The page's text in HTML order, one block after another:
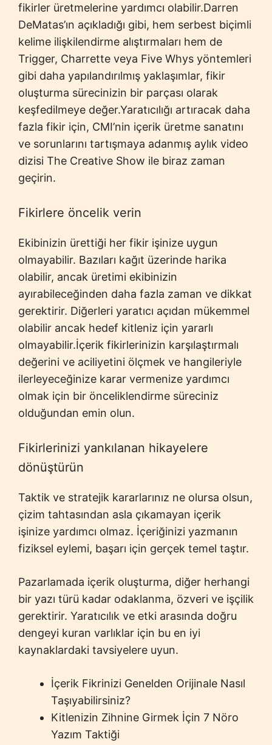
fikirler üretmelerine yardımcı olabilir.Darren
DeMatas’ın açıkladığı gibi, hem serbest biçimli
kelime ilişkilendirme alıştırmaları hem de
Trigger, Charrette veya Five Whys yöntemleri
gibi daha yapılandırılmış yaklaşımlar, fikir
oluşturma sürecinizin bir parçası olarak
keşfedilmeye değer.Yaratıcılığı artıracak daha
fazla fikir için, CMI’nin içerik üretme sanatını
ve sorunlarını tartışmaya adanmış aylık video
dizisi The Creative Show ile biraz zaman
geçirin.
Fikirlere öncelik verin
Ekibinizin ürettiği her fikir işinize uygun
olmayabilir. Bazıları kağıt üzerinde harika
olabilir, ancak üretimi ekibinizin
ayırabileceğinden daha fazla zaman ve dikkat
gerektirir. Diğerleri yaratıcı açıdan mükemmel
olabilir ancak hedef kitleniz için yararlı
olmayabilir.İçerik fikirlerinizin karşılaştırmalı
değerini ve aciliyetini ölçmek ve hangileriyle
ilerleyeceğinize karar vermenize yardımcı
olmak için bir önceliklendirme süreciniz
olduğundan emin olun.
Fikirlerinizi yankılanan hikayelere
dönüştürün
Taktik ve stratejik kararlarınız ne olursa olsun,
çizim tahtasından asla çıkamayan içerik
işinize yardımcı olmaz. İçeriğinizi yazmanın
fiziksel eylemi, başarı için gerçek temel taştır.
Pazarlamada içerik oluşturma, diğer herhangi
bir yazı türü kadar odaklanma, özveri ve işçilik
gerektirir. Yaratıcılık ve etki arasında doğru
dengeyi kuran varlıklar için bu en iyi
kaynaklardaki tavsiyelere uyun.
İçerik Fikrinizi Genelden Orijinale Nasıl
Taşıyabilirsiniz?
Kitlenizin Zihnine Girmek İçin 7 Nöro
Yazım Taktiği